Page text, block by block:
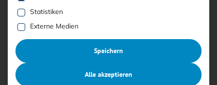
Schlagwort “LLMjacking
Risiko”
<kes>+
Statistiken
Externe Medien
Speichern
Alle akzeptieren